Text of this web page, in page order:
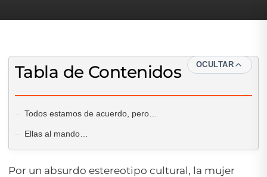
Tabla de Contenidos OCULTAR
Todos estamos de acuerdo, pero…
Ellas al mando…
Por un absurdo estereotipo cultural, la mujer